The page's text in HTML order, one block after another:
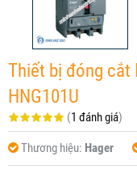
Thiết bị đóng cắt
HNG101U
(1 đánh giá)
Thương hiệu: Hager